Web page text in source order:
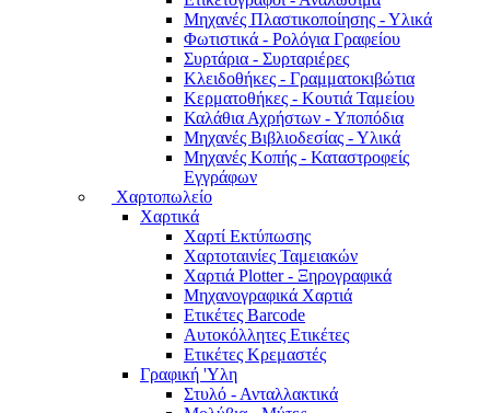
Μηχανές Πλαστικοποίησης - Υλικά
Φωτιστικά - Ρολόγια Γραφείου
Συρτάρια - Συρταριέρες
Κλειδοθήκες - Γραμματοκιβώτια
Κερματοθήκες - Κουτιά Ταμείου
Καλάθια Αχρήστων - Υποπόδια
Μηχανές Βιβλιοδεσίας - Υλικά
Μηχανές Κοπής - Καταστροφείς
Εγγράφων
Χαρτοπωλείο
Χαρτικά
Χαρτί Εκτύπωσης
Χαρτοταινίες Ταμειακών
Χαρτιά Plotter - Ξηρογραφικά
Μηχανογραφικά Χαρτιά
Ετικέτες Barcode
Αυτοκόλλητες Ετικέτες
Ετικέτες Κρεμαστές
Γραφική 'Yλη
Στυλό - Ανταλλακτικά